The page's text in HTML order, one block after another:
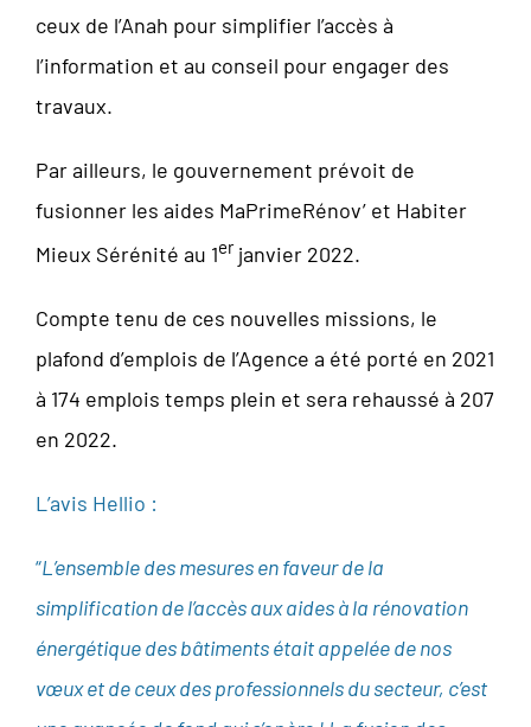
ceux de l’Anah pour simplifier l’accès à
l’information et au conseil pour engager des
travaux.
Par ailleurs, le gouvernement prévoit de
fusionner les aides MaPrimeRénov’ et Habiter
Mieux Sérénité au 1erjanvier 2022.
Compte tenu de ces nouvelles missions, le
plafond d’emplois de l’Agence a été porté en 2021
à 174 emplois temps plein et sera rehaussé à 207
en 2022.
L’avis Hellio :
“L’ensemble des mesures en faveur de la
simplification de l’accès aux aides à la rénovation
énergétique des bâtiments était appelée de nos
vœux et de ceux des professionnels du secteur, c’est